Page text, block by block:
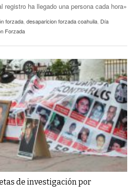
registro ha llegado una persona cada hora»
forzada desaparicion forzada coahuila Día
Forzada
de investigación por